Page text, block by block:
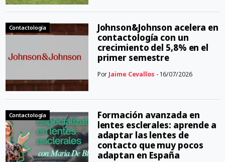
Contactología
Johnson&Johnson acelera en
contactología con un
crecimiento del 5,8% en el
primer semestre
Por Jaime Cevallos - 16/07/2026
Contactología
Formación avanzada en
lentes esclerales: aprende a
adaptar las lentes de
contacto que muy pocos
adaptan en España